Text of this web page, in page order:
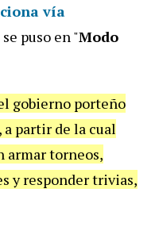
vía
puso en "Modo
gobierno porteño
a partir de la cual
armar torneos,
y responder trivias,